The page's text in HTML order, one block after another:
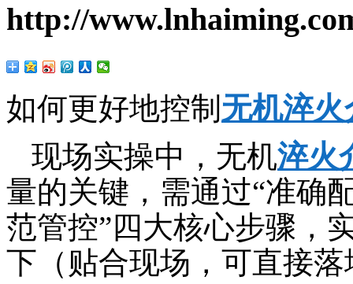
http://
如何更好地控制 无机淬火
现场实操中，无机淬火
量的关键，需通过“准确
范管控”四大核心步骤，
下（贴合现场，可直接落